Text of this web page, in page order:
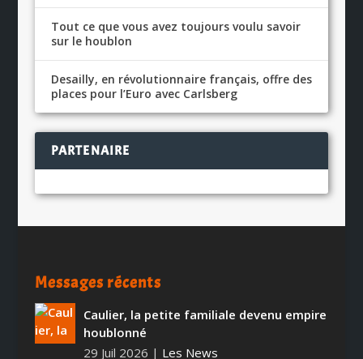
Tout ce que vous avez toujours voulu savoir
sur le houblon
Desailly, en révolutionnaire français, offre des
places pour l’Euro avec Carlsberg
PARTENAIRE
Messages récents
Caulier, la petite familiale devenu empire
houblonné
29 Juil 2026 | Les News